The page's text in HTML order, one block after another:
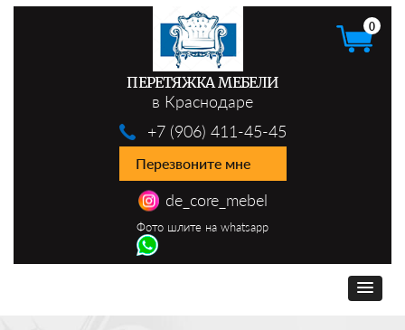
ПЕРЕТЯЖКА МЕБЕЛИ
в Краснодаре
de_core_mebel
Фото шлите на whatsapp
+7 (906) 411-45-45
Перезвоните мне
0